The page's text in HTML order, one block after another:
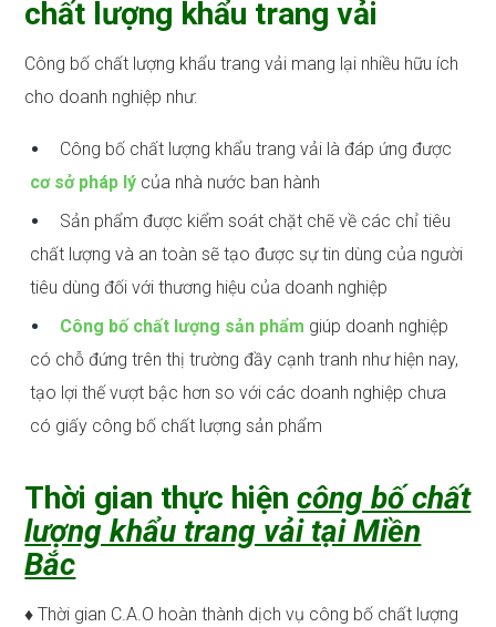
chất lượng khẩu trang vải
Công bố chất lượng khẩu trang vải mang lại nhiều hữu ích
cho doanh nghiệp như:
Công bố chất lượng khẩu trang vải là đáp ứng được
cơ sở pháp lý của nhà nước ban hành
Sản phẩm được kiểm soát chặt chẽ về các chỉ tiêu
chất lượng và an toàn sẽ tạo được sự tin dùng của người
tiêu dùng đối với thương hiệu của doanh nghiệp
Công bố chất lượng sản phẩm giúp doanh nghiệp
có chỗ đứng trên thị trường đầy cạnh tranh như hiện nay,
tạo lợi thế vượt bậc hơn so với các doanh nghiệp chưa
có giấy công bố chất lượng sản phẩm
Thời gian thực hiệncông bố chất
lượng khẩu trang vải tại Miền
Bắc
♦ Thời gian C.A.O hoàn thành dịch vụ công bố chất lượng